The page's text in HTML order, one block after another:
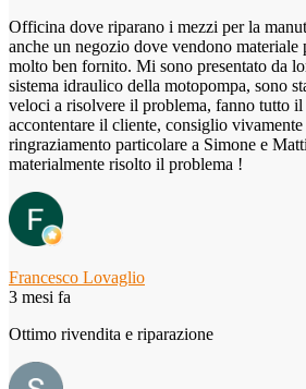
Officina dove riparano i mezzi per la
anche un negozio dove vendono materiale
molto ben fornito. Mi sono presentato da
sistema idraulico della motopompa, sono
veloci a risolvere il problema, fanno tutto il
accontentare il cliente, consiglio
ringraziamento particolare a Simone e
materialmente risolto il problema !
Francesco Lovaglio
3 mesi fa
Ottimo rivendita e riparazione